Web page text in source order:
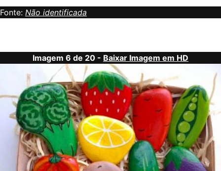
Fonte: Não identificada
Imagem 6 de 20 - Baixar Imagem em HD